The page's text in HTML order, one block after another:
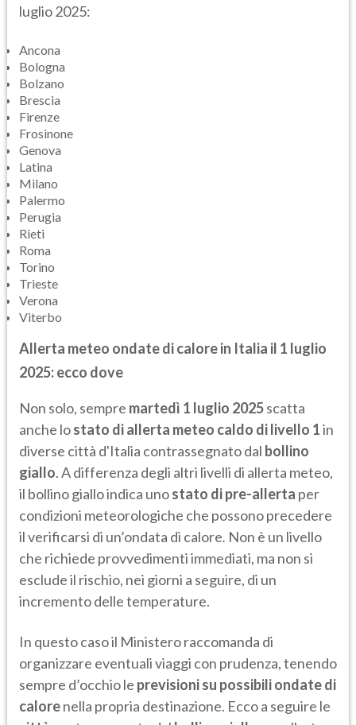
luglio 2025:
Ancona
Bologna
Bolzano
Brescia
Firenze
Frosinone
Genova
Latina
Milano
Palermo
Perugia
Rieti
Roma
Torino
Trieste
Verona
Viterbo
Allerta meteo ondate di calore in Italia il 1 luglio
2025: ecco dove
Non solo, sempre martedì 1 luglio 2025scatta
anche lostato di allerta meteo caldo di livello 1in
diverse città d'Italia contrassegnato dal bollino
giallo. A differenza degli altri livelli di allerta meteo,
il bollino giallo indica unostato di pre-allerta per
condizioni meteorologiche che possono precedere
il verificarsi di un’ondata di calore. Non è un livello
che richiede provvedimenti immediati, ma non si
esclude il rischio, nei giorni a seguire, di un
incremento delle temperature.
In questo caso il Ministero raccomanda di
organizzare eventuali viaggi con prudenza, tenendo
sempre d’occhio le previsioni su possibili ondate di
calorenella propria destinazione. Ecco a seguire le